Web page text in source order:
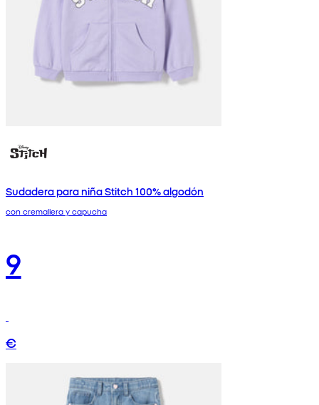
Sudadera para niña Stitch 100% algodón
con cremallera y capucha
9
€